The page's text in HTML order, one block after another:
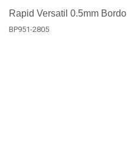
Rapid Versatil 0.5mm Bordo
BP951-2805